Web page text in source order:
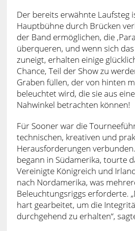
Der bereits erwähnte Laufsteg
Hauptbühne durch Brücken
der Band ermöglichen, die
überqueren, und wenn sich
zuneigt, erhalten einige
Chance, Teil der Show zu
Graben füllen, der von hinten
beleuchtet wird, die sie aus
Nahwinkel betrachten können!
Für Sooner war die
technischen, kreativen und
Herausforderungen
begann in Südamerika, tourte
Vereinigte Königreich und
nach Nordamerika, was
Beleuchtungsriggs erforderte.
hart gearbeitet, um die
durchgehend zu erhalten“,